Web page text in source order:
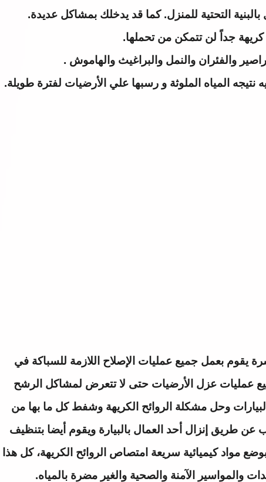
التحتية للمنزل. كما قد يدخلك بمشاكل عديدة.
جداً لن تتمكن من تحملها.
والفئران والنمل والبراغيث والهاموش .
المياه الملوثة و رسبها علي الأرضيات لفترة طويلة.
يقوم بعمل جميع عمليات الإصلاح اللازمة للسباكة في
عمليات عزل الأرضيات حتى لا تتعرض لمشاكل الرشح
وحل مشكلة الروائح الكريهة وشفط كل ما بها من
إنزال أحد العمال بالبيارة ويقوم أيضا بتنظيف
مواد كيميائية سريعة امتصاص الروائح الكريهة، كل هذا
والمواسير الآمنة والصحية والغير مضرة بالمياه.